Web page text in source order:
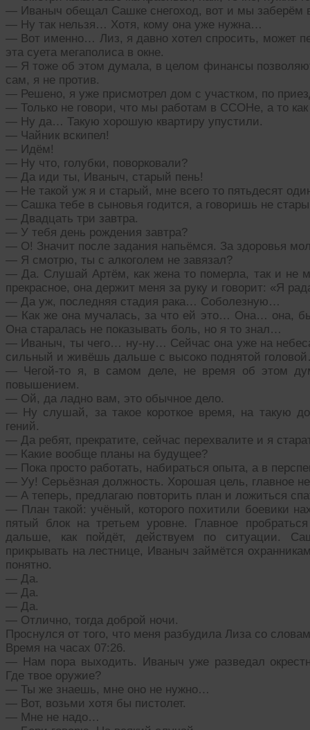
— Иваныч обещал Сашке снегоход, вот и мы заберём
— Ну так нельзя… Хотя, кому она уже нужна…
— Вот именно… Лиз, я давно хотел спросить, может
эта суета мегаполиса в окне.
— Я тоже об этом думала, в целом финансы
сам, я не против.
— Решено, я уже присмотрел дом с участком, по
— Только не говори, что мы работам в ССОНе, а то
— Ну да… Такую хорошую квартиру упустили.
— Чайник вскипел!
— Идём!
— Ну что, голубки, поворковали?
— Да иди ты, Иваныч, старый пень!
— Не такой уж я и старый, мне всего то пятьдесят
— Сашка тебе в сыновья годится, а говоришь не
— Двадцать три завтра.
— У тебя день рождения завтра?
— О! Значит после задания напьёмся. За здоровья
— Я смотрю, ты с алкоголем не завязал?
— Да. Слушай Артём, как жена то померла, так и не
прекрасное, она держит меня за руку и говорит: «Я
— Да уж, последняя стадия рака… Соболезную…
— Как же она мучалась, за что ей это… Она… она,
Она старалась не показывать боль, но я то знал…
— Иваныч, ты чего… ну-ну… Сейчас она уже на
сильный и живёшь дальше с высоко поднятой
— Чегой-то я, в самом деле, не время об этом
повышением.
— Ой, да ладно вам, это обычное дело.
— Ну слушай, за такое короткое время, на такую
гений.
— Да ребят, прекратите, сейчас перехвалите и я
— Какие вообще планы на будущее?
— Пока просто работать, набираться опыта, а в
— Уу! Серьёзная должность. Хорошая цель, главное
— А теперь, предлагаю повторить план и ложиться
— План такой: учёный, которого похитили боевики
пятый блок на третьем уровне. Главное
дальше, как пойдёт, действуем по ситуации.
прикрывать на лестнице, Иваныч займётся
понятно.
— Да.
— Да.
— Да.
— Отлично, тогда доброй ночи.
Проснулся от того, что меня разбудила Лиза со
Время на часах 07:26.
— Нам пора выходить. Иваныч уже разведал
Где твое оружие?
— Ты же знаешь, мне оно не нужно…
— Вот, возьми хотя бы пистолет.
— Мне не надо…